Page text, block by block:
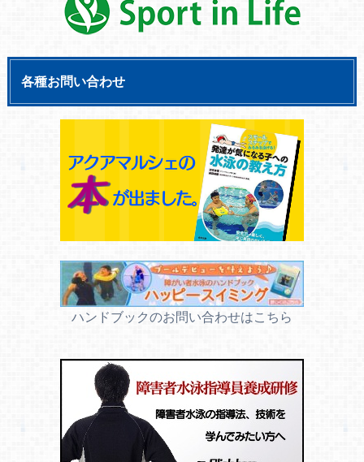
各種お問い合わせ
ハンドブックのお問い合わせはこちら